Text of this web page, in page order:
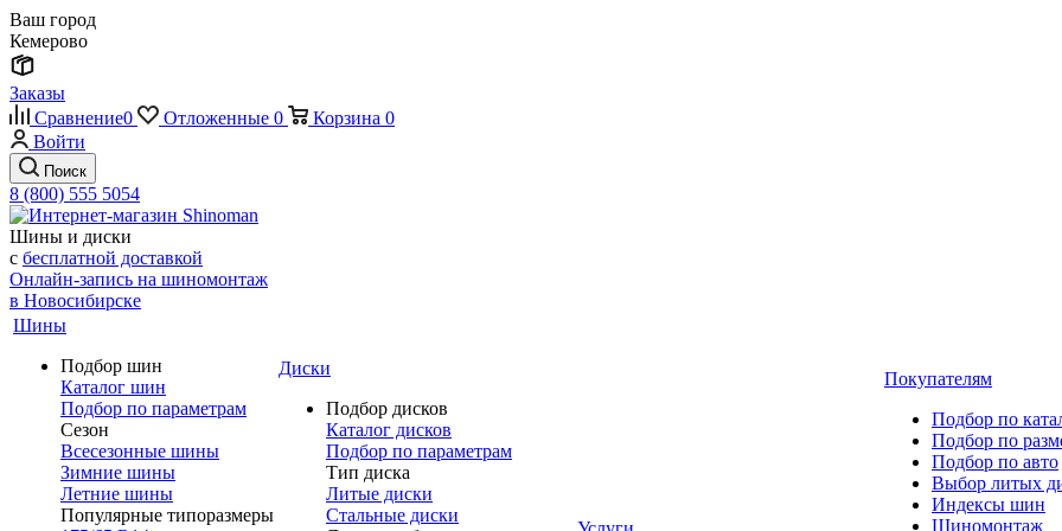
Ваш город
Кемерово
Заказы
Сравнение0 Отложенные 0 Корзина 0
Войти
Поиск
8 (800) 555 5054
Шины и диски
с бесплатной доставкой
Онлайн-запись на шиномонтаж
в Новосибирске
Шины
Подбор шин
Каталог шин
Подбор по параметрам
Сезон
Всесезонные шины
Зимние шины
Летние шины
Популярные типоразмеры
Диски
Подбор дисков
Каталог дисков
Подбор по параметрам
Тип диска
Литые диски
Стальные диски
Покупателям
Подбор по
Подбор по
Подбор по авто
Выбор литых
Индексы шин
Шиномонтаж